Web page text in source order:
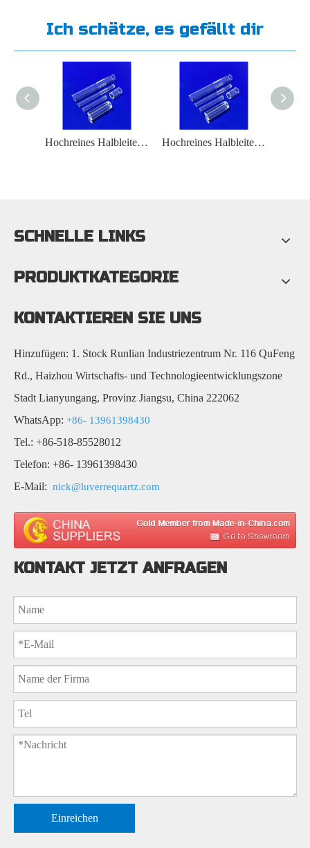
Ich schätze, es gefällt dir
Hochreines Halbleiter-Diffusionsverfahren-Quarzglasrohr Hochreines Halbleiter-Reaktionsgefäß aus Quarzglas
SCHNELLE LINKS
PRODUKTKATEGORIE
KONTAKTIEREN SIE UNS
Hinzufügen: 1. Stock Runlian Industriezentrum Nr. 116 QuFeng
Rd., Haizhou Wirtschafts- und Technologieentwicklungszone
Stadt Lianyungang, Provinz Jiangsu, China 222062
WhatsApp: +86- 13961398430
Tel.: +86-518-85528012
Telefon: +86- 13961398430
E-Mail: nick@luverrequartz.com
KONTAKT JETZT ANFRAGEN
Einreichen